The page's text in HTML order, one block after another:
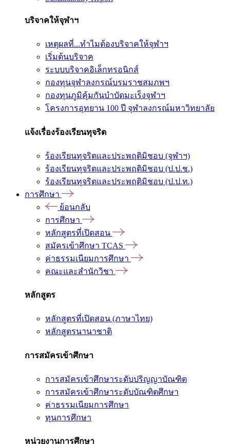
บริจาคให้จุฬาฯ
เหตุผลที่...ทำไมต้องบริจาคให้จุฬาฯ
เริ่มต้นบริจาค
ระบบบริจาคอิเล็กทรอนิกส์
กองทุนจุฬาลงกรณ์บรมราชสมภพฯ
กองทุนภูมิคุ้มกันบำบัดมะเร็งจุฬาฯ
โครงการอุทยาน 100 ปี จุฬาลงกรณ์มหาวิทยาลัย
แจ้งเรื่องร้องเรียนทุจริต
ร้องเรียนทุจริตและประพฤติมิชอบ (จุฬาฯ)
ร้องเรียนทุจริตและประพฤติมิชอบ (ป.ป.ช.)
ร้องเรียนทุจริตและประพฤติมิชอบ (ป.ป.ท.)
การศึกษา
ย้อนกลับ
การศึกษา
หลักสูตรที่เปิดสอน
สมัครเข้าศึกษา TCAS
ค่าธรรมเนียมการศึกษา
คณะและสำนักวิชา
หลักสูตร
หลักสูตรที่เปิดสอน (ภาษาไทย)
หลักสูตรนานาชาติ
การสมัครเข้าศึกษา
การสมัครเข้าศึกษาระดับปริญญาบัณฑิต
การสมัครเข้าศึกษาระดับบัณฑิตศึกษา
ค่าธรรมเนียมการศึกษา
ทุนการศึกษา
หน่วยงานการศึกษา